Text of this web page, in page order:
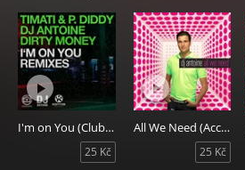
I'm on You (Clubzound Radio Edit)
25 Kč
All We Need (Accapella Tool)
25 Kč